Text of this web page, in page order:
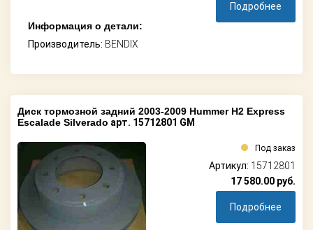
Информация о детали:
Производитель: BENDIX
Подробнее
Диск тормозной задний 2003-2009 Hummer H2 Express
Escalade Silverado арт. 15712801 GM
Под заказ
Артикул: 15712801
17 580.00 руб.
Подробнее